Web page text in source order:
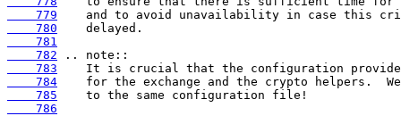
    779
    780
    781
    782
    783
    784
    785
    786